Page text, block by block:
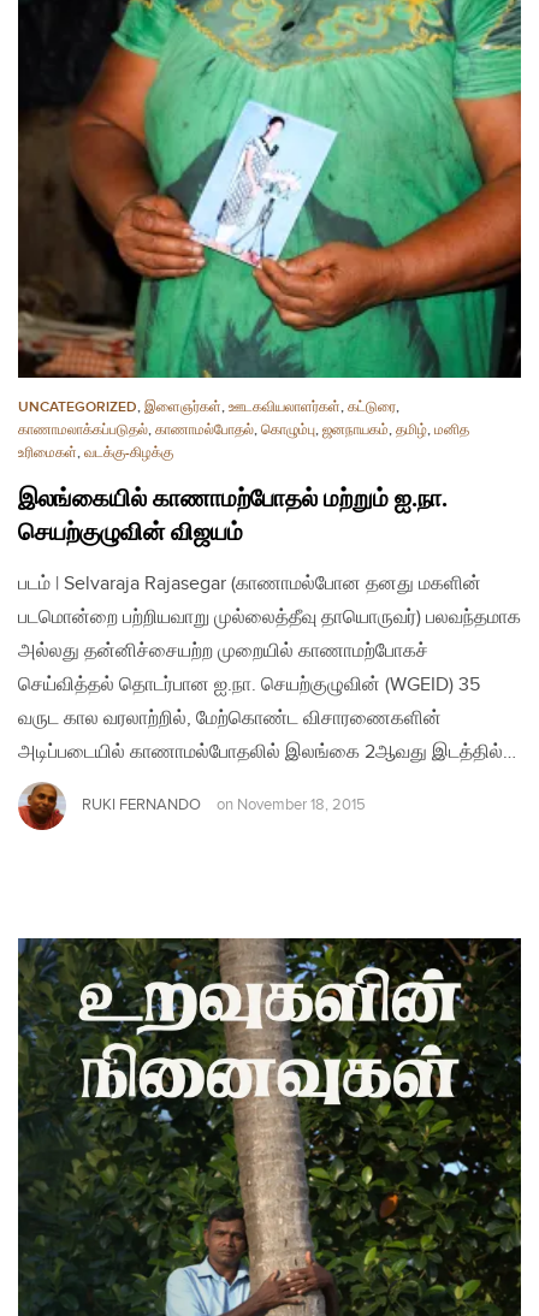
UNCATEGORIZED, இளைஞர்கள், ஊடகவியலாளர்கள், கட்டுரை,
காணாமலாக்கப்படுதல், காணாமல்போதல், கொழும்பு, ஜனநாயகம், தமிழ், மனித
உரிமைகள், வடக்கு-கிழக்கு
இலங்கையில் காணாமற்போதல் மற்றும் ஐ.நா.
செயற்குழுவின் விஜயம்
படம் | Selvaraja Rajasegar (காணாமல்போன தனது மகளின்
படமொன்றை பற்றியவாறு முல்லைத்தீவு தாயொருவர்) பலவந்தமாக
அல்லது தன்னிச்சையற்ற முறையில் காணாமற்போகச்
செய்வித்தல் தொடர்பான ஐ.நா. செயற்குழுவின் (WGEID) 35
வருட கால வரலாற்றில், மேற்கொண்ட விசாரணைகளின்
அடிப்படையில் காணாமல்போதலில் இலங்கை 2ஆவது இடத்தில்…
RUKI FERNANDO on November 18, 2015